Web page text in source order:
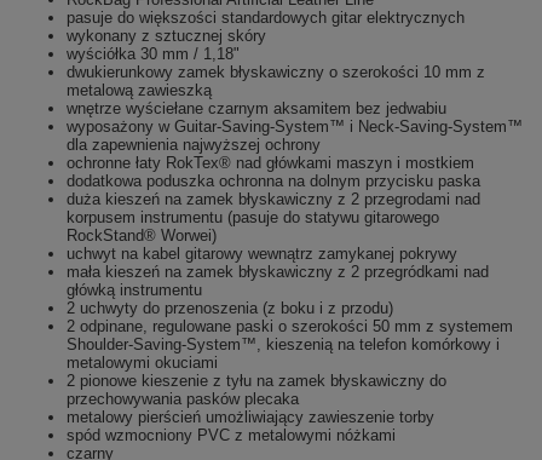
pasuje do większości standardowych gitar elektrycznych
wykonany z sztucznej skóry
wyściółka 30 mm / 1,18"
dwukierunkowy zamek błyskawiczny o szerokości 10 mm z
metalową zawieszką
wnętrze wyściełane czarnym aksamitem bez jedwabiu
wyposażony w Guitar-Saving-System™ i Neck-Saving-System™
dla zapewnienia najwyższej ochrony
ochronne łaty RokTex® nad główkami maszyn i mostkiem
dodatkowa poduszka ochronna na dolnym przycisku paska
duża kieszeń na zamek błyskawiczny z 2 przegrodami nad
korpusem instrumentu (pasuje do statywu gitarowego
RockStand® Worwei)
uchwyt na kabel gitarowy wewnątrz zamykanej pokrywy
mała kieszeń na zamek błyskawiczny z 2 przegródkami nad
główką instrumentu
2 uchwyty do przenoszenia (z boku i z przodu)
2 odpinane, regulowane paski o szerokości 50 mm z systemem
Shoulder-Saving-System™, kieszenią na telefon komórkowy i
metalowymi okuciami
2 pionowe kieszenie z tyłu na zamek błyskawiczny do
przechowywania pasków plecaka
metalowy pierścień umożliwiający zawieszenie torby
spód wzmocniony PVC z metalowymi nóżkami
czarny